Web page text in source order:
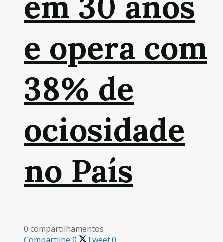
e opera com
38% de
ociosidade
no País
0 compartilhamentos
Compartilhe 0 Tweet0